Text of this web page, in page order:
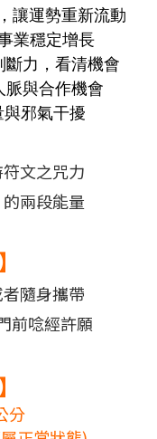
讓運勢重新流動
業穩定增長
斷力，看清機會
脈與合作機會
與邪氣干擾
文之咒力
兩段能量
隨身攜帶
前唸經許願
分